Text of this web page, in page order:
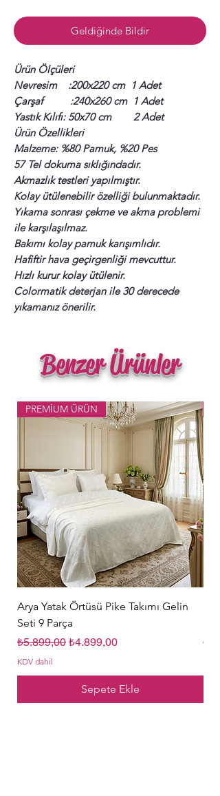
Geldiğinde Bildir
Ürün Ölçüleri
Nevresim :200x220 cm 1 Adet
Çarşaf :240x260 cm 1 Adet
Yastık Kılıfı: 50x70 cm 2 Adet
Ürün Özellikleri
Malzeme: %80 Pamuk, %20 Pes
57 Tel dokuma sıklığındadır.
Akmazlık testleri yapılmıştır.
Kolay ütülenebilir özelliği bulunmaktadır.
Yıkama sonrası çekme ve akma problemi
ile karşılaşılmaz.
Bakımı kolay pamuk karışımlıdır.
Hafiftir hava geçirgenliği mevcuttur.
Hızlı kurur kolay ütülenir.
Colormatik deterjan ile 30 derecede
yıkamanız önerilir.
Benzer Ürünler
PREMİUM ÜRÜN
Arya Yatak Örtüsü Pike Takımı Gelin
Seti 9 Parça
Normal Fiyat
₺5.899,00 İndirimli Fiyat
₺4.899,00
KDV dahil
Sepete Ekle